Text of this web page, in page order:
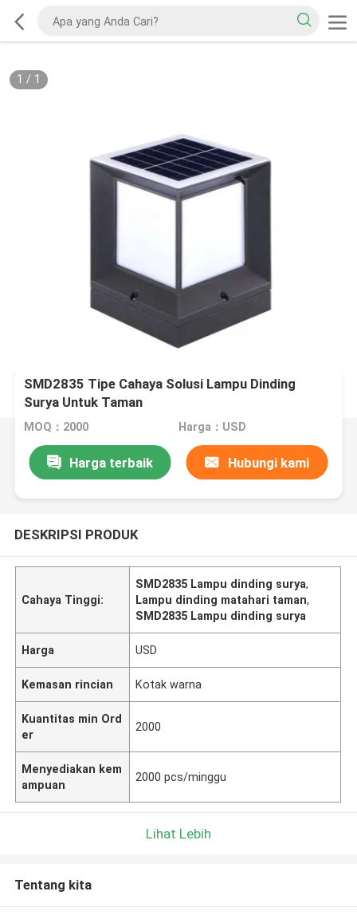
1 / 1
SMD2835 Tipe Cahaya Solusi Lampu Dinding
Surya Untuk Taman
MOQ：2000 Harga：USD
Harga terbaik Hubungi kami
DESKRIPSI PRODUK
Cahaya Tinggi:
SMD2835 Lampu dinding surya,
Lampu dinding matahari taman,
SMD2835 Lampu dinding surya
Harga USD
Kemasan rincian Kotak warna
Kuantitas min Ord
er
2000
Menyediakan kem
ampuan
2000 pcs/minggu
Lihat Lebih
Tentang kita